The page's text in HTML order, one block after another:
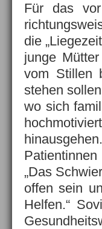
Für das
die
junge
vom Stillen
stehen
wo sich
„Das
offen sein
Helfen.“